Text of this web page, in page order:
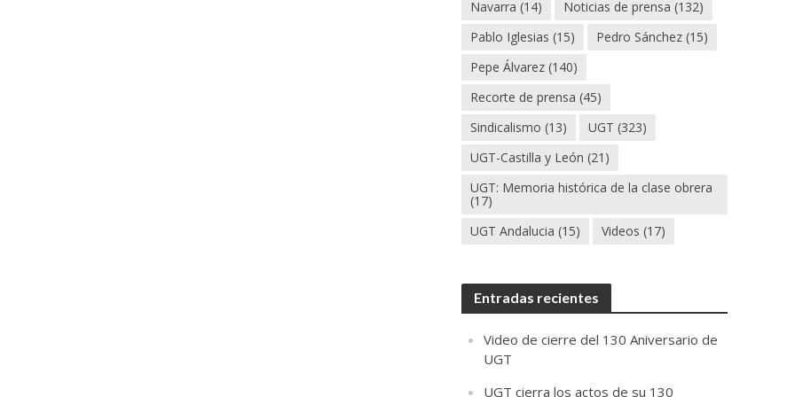
Navarra (14) Noticias de prensa (132)
Pablo Iglesias (15) Pedro Sánchez (15)
Pepe Álvarez (140)
Recorte de prensa (45)
Sindicalismo (13) UGT (323)
UGT-Castilla y León (21)
UGT: Memoria histórica de la clase obrera
(17)
UGT Andalucia (15) Videos (17)
Entradas recientes
Video de cierre del 130 Aniversario de
UGT
UGT cierra los actos de su 130